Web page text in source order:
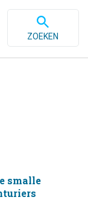
ZOEKEN
smalle